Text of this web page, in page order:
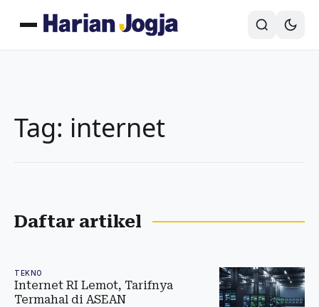
Tag: internet
Daftar artikel
TEKNO
Internet RI Lemot, Tarifnya
Termahal di ASEAN